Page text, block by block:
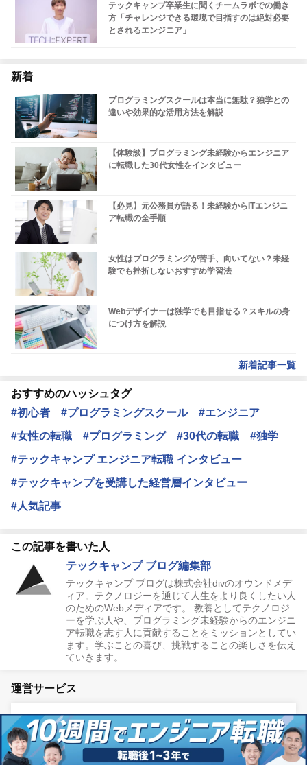
テックキャンプ卒業生に聞くチームラボでの働き
方「チャレンジできる環境で目指すのは絶対必要
とされるエンジニア」
新着
プログラミングスクールは本当に無駄？独学との
違いや効果的な活用方法を解説
【体験談】プログラミング未経験からエンジニア
に転職した30代女性をインタビュー
【必見】元公務員が語る！未経験からITエンジニ
ア転職の全手順
女性はプログラミングが苦手、向いてない？未経
験でも挫折しないおすすめ学習法
Webデザイナーは独学でも目指せる？スキルの身
につけ方を解説
新着記事一覧
おすすめのハッシュタグ
#初心者
#プログラミングスクール
#エンジニア
#女性の転職
#プログラミング #30代の転職
#独学
#テックキャンプ エンジニア転職 インタビュー
#テックキャンプを受講した経営層インタビュー
#人気記事
この記事を書いた人
テックキャンプ ブログ編集部
テックキャンプ ブログは株式会社divのオウンドメデ
ィア。テクノロジーを通じて人生をより良くしたい人
のためのWebメディアです。 教養としてテクノロジ
ーを学ぶ人や、プログラミング未経験からのエンジニ
ア転職を志す人に貢献することをミッションとしてい
ます。学ぶことの喜び、挑戦することの楽しさを伝え
ていきます。
運営サービス